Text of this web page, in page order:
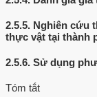
2.5.5. Nghiên cứu
thực vật tại thành
2.5.6. Sử dụng
Tóm tắt